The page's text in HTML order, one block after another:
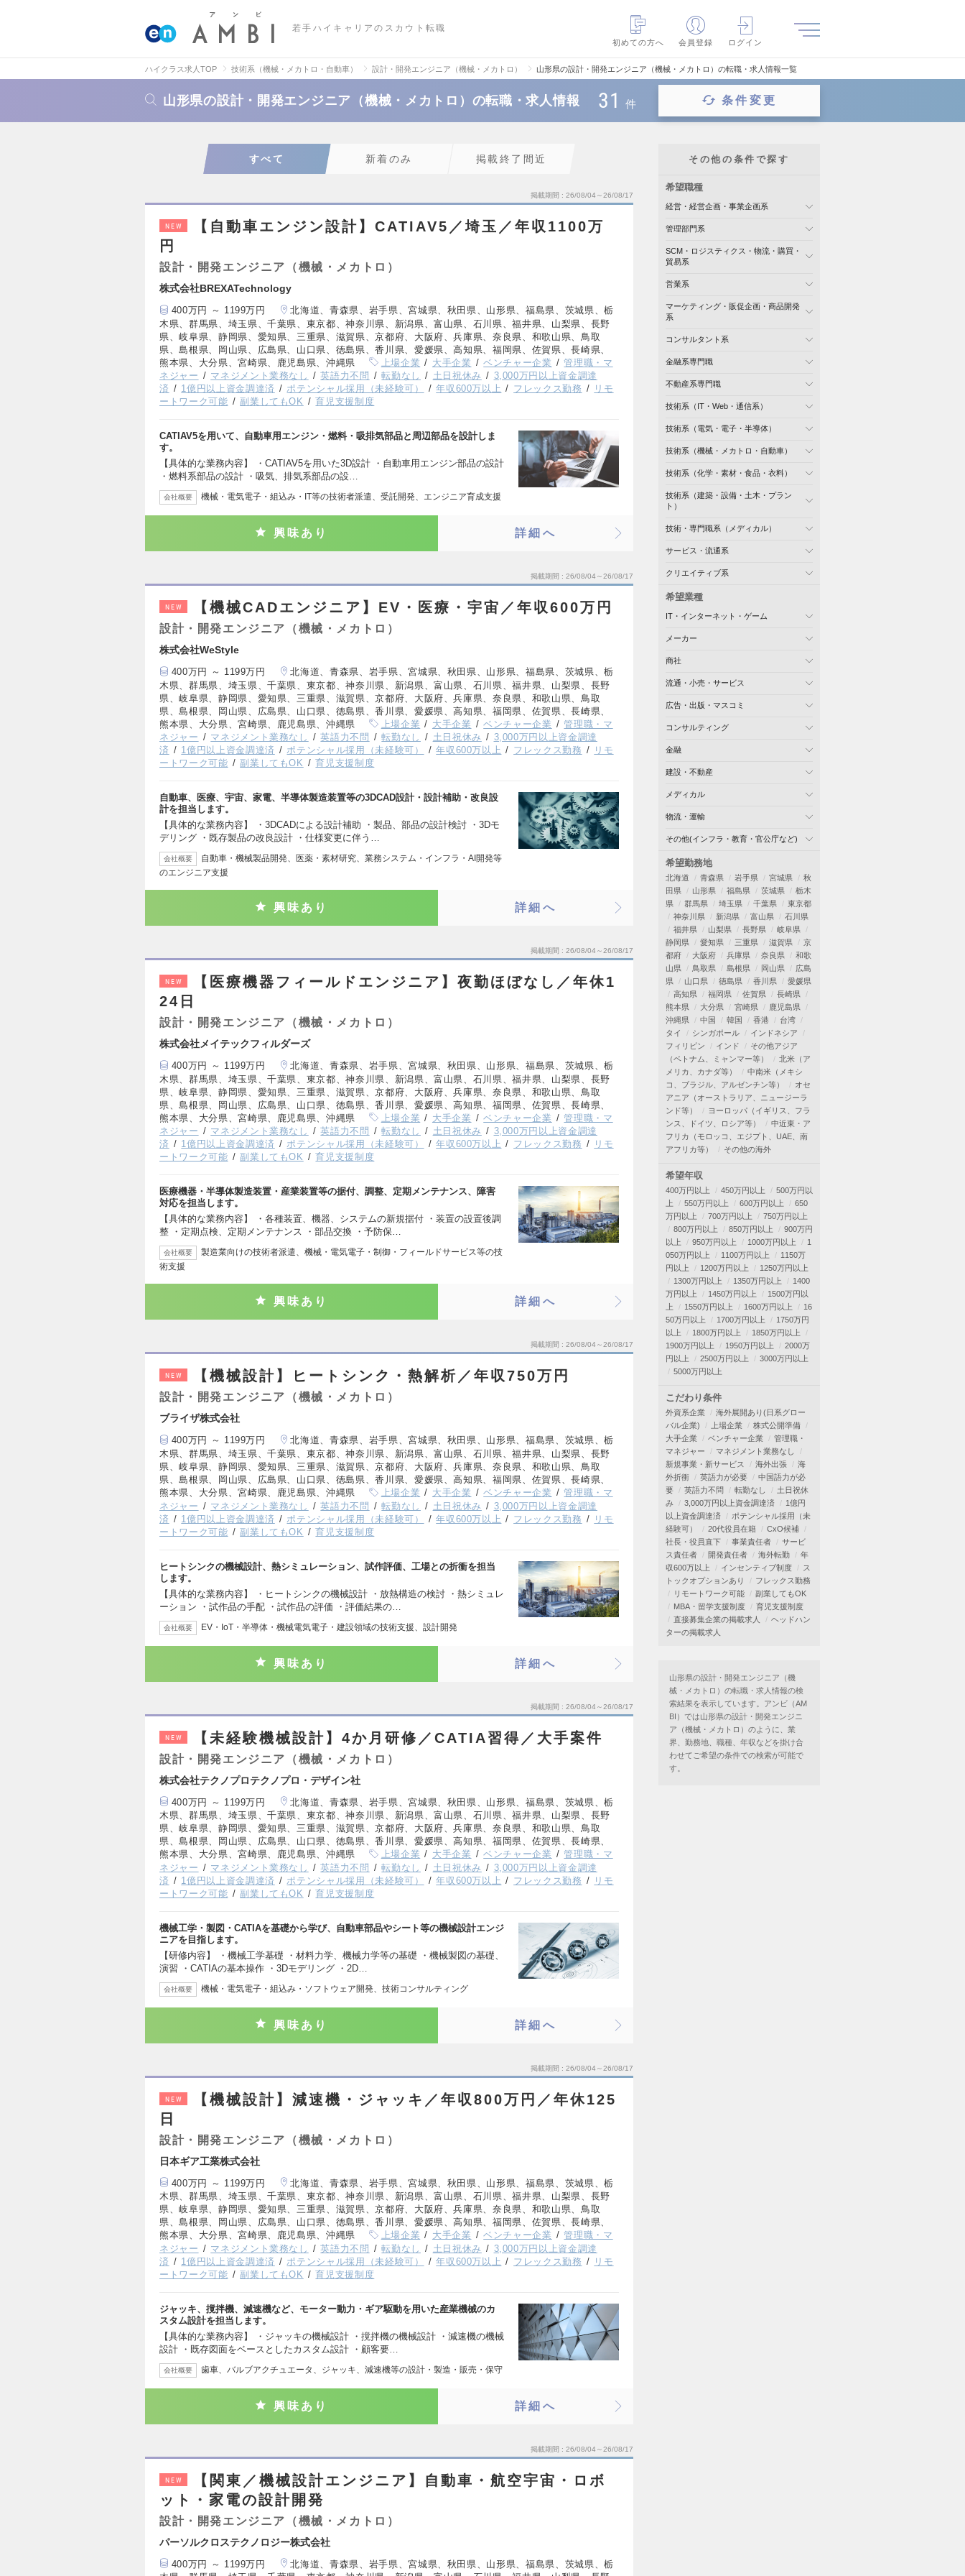
若手ハイキャリアのスカウト転職
初めての方へ
会員登録 ログイン
ハイクラス求人TOP 技術系（機械・メカトロ・自動車） 設計・開発エンジニア（機械・メカトロ） 山形県の設計・開発エンジニア（機械・メカトロ）の転職・求人情報一覧
山形県の設計・開発エンジニア（機械・メカトロ）の転職・求人情報 31 件 条件変更
すべて 新着のみ 掲載終了間近
掲載期間 26/08/04～26/08/17
NEW
【自動車エンジン設計】CATIAV5／埼玉／年収1100万
円
設計・開発エンジニア（機械・メカトロ）
株式会社BREXATechnology
400万円 ～ 1199万円
北海道、青森県、岩手県、宮城県、秋田県、山形県、福島県、茨城県、栃
木県、群馬県、埼玉県、千葉県、東京都、神奈川県、新潟県、富山県、石川県、福井県、山梨県、長野
県、岐阜県、静岡県、愛知県、三重県、滋賀県、京都府、大阪府、兵庫県、奈良県、和歌山県、鳥取
県、島根県、岡山県、広島県、山口県、徳島県、香川県、愛媛県、高知県、福岡県、佐賀県、長崎県、
熊本県、大分県、宮崎県、鹿児島県、沖縄県
上場企業 大手企業 ベンチャー企業
管理職・マ
ネジャー
マネジメント業務なし 英語力不問 転勤なし 土日祝休み
3,000万円以上資金調達
済
1億円以上資金調達済 ポテンシャル採用（未経験可） 年収600万以上 フレックス勤務
リモ
ートワーク可能
副業してもOK 育児支援制度
CATIAV5を用いて、自動車用エンジン・燃料・吸排気部品と周辺部品を設計しま
す。
【具体的な業務内容】 ・CATIAV5を用いた3D設計 ・自動車用エンジン部品の設計
・燃料系部品の設計 ・吸気、排気系部品の設…
会社概要 機械・電気電子・組込み・IT等の技術者派遣、受託開発、エンジニア育成支援
興味あり 詳細へ
掲載期間 26/08/04～26/08/17
NEW 【機械CADエンジニア】EV・医療・宇宙／年収600万円
設計・開発エンジニア（機械・メカトロ）
株式会社WeStyle
400万円 ～ 1199万円
北海道、青森県、岩手県、宮城県、秋田県、山形県、福島県、茨城県、栃
木県、群馬県、埼玉県、千葉県、東京都、神奈川県、新潟県、富山県、石川県、福井県、山梨県、長野
県、岐阜県、静岡県、愛知県、三重県、滋賀県、京都府、大阪府、兵庫県、奈良県、和歌山県、鳥取
県、島根県、岡山県、広島県、山口県、徳島県、香川県、愛媛県、高知県、福岡県、佐賀県、長崎県、
熊本県、大分県、宮崎県、鹿児島県、沖縄県
上場企業 大手企業 ベンチャー企業
管理職・マ
ネジャー
マネジメント業務なし 英語力不問 転勤なし 土日祝休み
3,000万円以上資金調達
済
1億円以上資金調達済 ポテンシャル採用（未経験可） 年収600万以上 フレックス勤務
リモ
ートワーク可能
副業してもOK 育児支援制度
自動車、医療、宇宙、家電、半導体製造装置等の3DCAD設計・設計補助・改良設
計を担当します。
【具体的な業務内容】 ・3DCADによる設計補助 ・製品、部品の設計検討 ・3Dモ
デリング ・既存製品の改良設計 ・仕様変更に伴う…
会社概要
自動車・機械製品開発、医薬・素材研究、業務システム・インフラ・AI開発等
のエンジニア支援
興味あり 詳細へ
掲載期間 26/08/04～26/08/17
NEW
【医療機器フィールドエンジニア】夜勤ほぼなし／年休1
24日
設計・開発エンジニア（機械・メカトロ）
株式会社メイテックフィルダーズ
400万円 ～ 1199万円
北海道、青森県、岩手県、宮城県、秋田県、山形県、福島県、茨城県、栃
木県、群馬県、埼玉県、千葉県、東京都、神奈川県、新潟県、富山県、石川県、福井県、山梨県、長野
県、岐阜県、静岡県、愛知県、三重県、滋賀県、京都府、大阪府、兵庫県、奈良県、和歌山県、鳥取
県、島根県、岡山県、広島県、山口県、徳島県、香川県、愛媛県、高知県、福岡県、佐賀県、長崎県、
熊本県、大分県、宮崎県、鹿児島県、沖縄県
上場企業 大手企業 ベンチャー企業
管理職・マ
ネジャー
マネジメント業務なし 英語力不問 転勤なし 土日祝休み
3,000万円以上資金調達
済
1億円以上資金調達済 ポテンシャル採用（未経験可） 年収600万以上 フレックス勤務
リモ
ートワーク可能
副業してもOK 育児支援制度
医療機器・半導体製造装置・産業装置等の据付、調整、定期メンテナンス、障害
対応を担当します。
【具体的な業務内容】 ・各種装置、機器、システムの新規据付 ・装置の設置後調
整 ・定期点検、定期メンテナンス ・部品交換 ・予防保…
会社概要
製造業向けの技術者派遣、機械・電気電子・制御・フィールドサービス等の技
術支援
興味あり 詳細へ
掲載期間 26/08/04～26/08/17
NEW 【機械設計】ヒートシンク・熱解析／年収750万円
設計・開発エンジニア（機械・メカトロ）
ブライザ株式会社
400万円 ～ 1199万円
北海道、青森県、岩手県、宮城県、秋田県、山形県、福島県、茨城県、栃
木県、群馬県、埼玉県、千葉県、東京都、神奈川県、新潟県、富山県、石川県、福井県、山梨県、長野
県、岐阜県、静岡県、愛知県、三重県、滋賀県、京都府、大阪府、兵庫県、奈良県、和歌山県、鳥取
県、島根県、岡山県、広島県、山口県、徳島県、香川県、愛媛県、高知県、福岡県、佐賀県、長崎県、
熊本県、大分県、宮崎県、鹿児島県、沖縄県
上場企業 大手企業 ベンチャー企業
管理職・マ
ネジャー
マネジメント業務なし 英語力不問 転勤なし 土日祝休み
3,000万円以上資金調達
済
1億円以上資金調達済 ポテンシャル採用（未経験可） 年収600万以上 フレックス勤務
リモ
ートワーク可能
副業してもOK 育児支援制度
ヒートシンクの機械設計、熱シミュレーション、試作評価、工場との折衝を担当
します。
【具体的な業務内容】 ・ヒートシンクの機械設計 ・放熱構造の検討 ・熱シミュレ
ーション ・試作品の手配 ・試作品の評価 ・評価結果の…
会社概要 EV・IoT・半導体・機械電気電子・建設領域の技術支援、設計開発
興味あり 詳細へ
掲載期間 26/08/04～26/08/17
NEW 【未経験機械設計】4か月研修／CATIA習得／大手案件
設計・開発エンジニア（機械・メカトロ）
株式会社テクノプロテクノプロ・デザイン社
400万円 ～ 1199万円
北海道、青森県、岩手県、宮城県、秋田県、山形県、福島県、茨城県、栃
木県、群馬県、埼玉県、千葉県、東京都、神奈川県、新潟県、富山県、石川県、福井県、山梨県、長野
県、岐阜県、静岡県、愛知県、三重県、滋賀県、京都府、大阪府、兵庫県、奈良県、和歌山県、鳥取
県、島根県、岡山県、広島県、山口県、徳島県、香川県、愛媛県、高知県、福岡県、佐賀県、長崎県、
熊本県、大分県、宮崎県、鹿児島県、沖縄県
上場企業 大手企業 ベンチャー企業
管理職・マ
ネジャー
マネジメント業務なし 英語力不問 転勤なし 土日祝休み
3,000万円以上資金調達
済
1億円以上資金調達済 ポテンシャル採用（未経験可） 年収600万以上 フレックス勤務
リモ
ートワーク可能
副業してもOK 育児支援制度
機械工学・製図・CATIAを基礎から学び、自動車部品やシート等の機械設計エンジ
ニアを目指します。
【研修内容】 ・機械工学基礎 ・材料力学、機械力学等の基礎 ・機械製図の基礎、
演習 ・CATIAの基本操作 ・3Dモデリング ・2D…
会社概要 機械・電気電子・組込み・ソフトウェア開発、技術コンサルティング
興味あり 詳細へ
掲載期間 26/08/04～26/08/17
NEW
【機械設計】減速機・ジャッキ／年収800万円／年休125
日
設計・開発エンジニア（機械・メカトロ）
日本ギア工業株式会社
400万円 ～ 1199万円
北海道、青森県、岩手県、宮城県、秋田県、山形県、福島県、茨城県、栃
木県、群馬県、埼玉県、千葉県、東京都、神奈川県、新潟県、富山県、石川県、福井県、山梨県、長野
県、岐阜県、静岡県、愛知県、三重県、滋賀県、京都府、大阪府、兵庫県、奈良県、和歌山県、鳥取
県、島根県、岡山県、広島県、山口県、徳島県、香川県、愛媛県、高知県、福岡県、佐賀県、長崎県、
熊本県、大分県、宮崎県、鹿児島県、沖縄県
上場企業 大手企業 ベンチャー企業
管理職・マ
ネジャー
マネジメント業務なし 英語力不問 転勤なし 土日祝休み
3,000万円以上資金調達
済
1億円以上資金調達済 ポテンシャル採用（未経験可） 年収600万以上 フレックス勤務
リモ
ートワーク可能
副業してもOK 育児支援制度
ジャッキ、撹拌機、減速機など、モーター動力・ギア駆動を用いた産業機械のカ
スタム設計を担当します。
【具体的な業務内容】 ・ジャッキの機械設計 ・撹拌機の機械設計 ・減速機の機械
設計 ・既存図面をベースとしたカスタム設計 ・顧客要…
会社概要 歯車、バルブアクチュエータ、ジャッキ、減速機等の設計・製造・販売・保守
興味あり 詳細へ
掲載期間 26/08/04～26/08/17
NEW
【関東／機械設計エンジニア】自動車・航空宇宙・ロボ
ット・家電の設計開発
設計・開発エンジニア（機械・メカトロ）
パーソルクロステクノロジー株式会社
400万円 ～ 1199万円
北海道、青森県、岩手県、宮城県、秋田県、山形県、福島県、茨城県、栃
その他の条件で探す
希望職種
経営・経営企画・事業企画系
管理部門系
SCM・ロジスティクス・物流・購買・
貿易系
営業系
マーケティング・販促企画・商品開発
系
コンサルタント系
金融系専門職
不動産系専門職
技術系（IT・Web・通信系）
技術系（電気・電子・半導体）
技術系（機械・メカトロ・自動車）
技術系（化学・素材・食品・衣料）
技術系（建築・設備・土木・プラン
ト）
技術・専門職系（メディカル）
サービス・流通系
クリエイティブ系
希望業種
IT・インターネット・ゲーム
メーカー
商社
流通・小売・サービス
広告・出版・マスコミ
コンサルティング
金融
建設・不動産
メディカル
物流・運輸
その他(インフラ・教育・官公庁など)
希望勤務地
北海道 青森県 岩手県 宮城県
秋
田県
山形県 福島県 茨城県
栃木
県
群馬県 埼玉県 千葉県
東京都
神奈川県
新潟県 富山県
石川県
福井県
山梨県 長野県
岐阜県
静岡県
愛知県 三重県 滋賀県
京
都府
大阪府 兵庫県 奈良県
和歌
山県
鳥取県 島根県 岡山県
広島
県
山口県 徳島県 香川県
愛媛県
高知県
福岡県 佐賀県
長崎県
熊本県
大分県 宮崎県
鹿児島県
沖縄県
中国 韓国 香港
台湾
タイ
シンガポール
インドネシア
フィリピン
インド
その他アジア
（ベトナム、ミャンマー等）
北米（ア
メリカ、カナダ等）
中南米（メキシ
コ、ブラジル、アルゼンチン等）
オセ
アニア（オーストラリア、ニュージーラ
ンド等）
ヨーロッパ（イギリス、フラ
ンス、ドイツ、ロシア等）
中近東・ア
フリカ（モロッコ、エジプト、UAE、南
アフリカ等）
その他の海外
希望年収
400万円以上 450万円以上
500万円以
上
550万円以上 600万円以上
650
万円以上
700万円以上
750万円以上
800万円以上
850万円以上
900万円
以上
950万円以上 1000万円以上
1
050万円以上
1100万円以上
1150万
円以上
1200万円以上
1250万円以上
1300万円以上
1350万円以上
1400
万円以上
1450万円以上
1500万円以
上
1550万円以上 1600万円以上
16
50万円以上
1700万円以上
1750万円
以上
1800万円以上
1850万円以上
1900万円以上
1950万円以上
2000万
円以上
2500万円以上
3000万円以上
5000万円以上
こだわり条件
外資系企業
海外展開あり(日系グロー
バル企業)
上場企業
株式公開準備
大手企業
ベンチャー企業
管理職・
マネジャー
マネジメント業務なし
新規事業・新サービス
海外出張
海
外折衝
英語力が必要
中国語力が必
要
英語力不問 転勤なし
土日祝休
み
3,000万円以上資金調達済
1億円
以上資金調達済
ポテンシャル採用（未
経験可）
20代役員在籍
CxO候補
社長・役員直下
事業責任者
サービ
ス責任者
開発責任者 海外転勤
年
収600万以上
インセンティブ制度
ス
トックオプションあり
フレックス勤務
リモートワーク可能
副業してもOK
MBA・留学支援制度
育児支援制度
直接募集企業の掲載求人
ヘッドハン
ターの掲載求人
山形県の設計・開発エンジニア（機
械・メカトロ）の転職・求人情報の検
索結果を表示しています。アンビ（AM
BI）では山形県の設計・開発エンジニ
ア（機械・メカトロ）のように、業
界、勤務地、職種、年収などを掛け合
わせてご希望の条件での検索が可能で
す。